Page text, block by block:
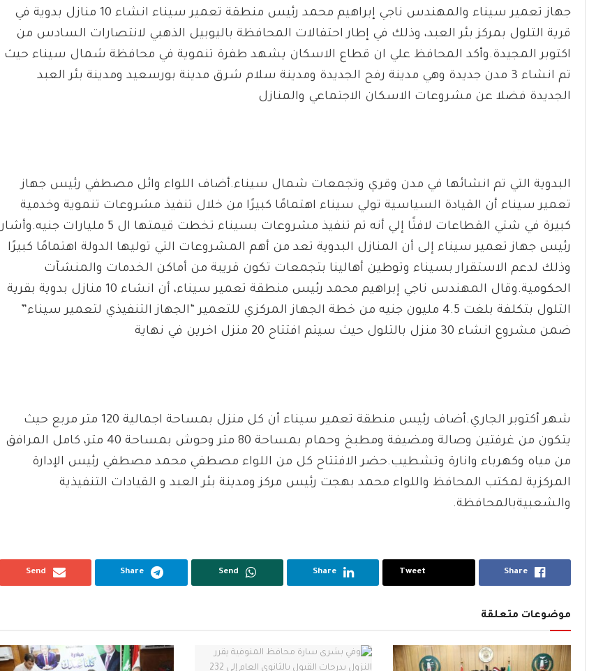
جهاز تعمير سيناء والمهندس ناجي إبراهيم محمد رئيس منطقة تعمير سيناء انشاء 10 منازل بدوية في
قرية التلول بمركز بئر العبد، وذلك في إطار احتفالات المحافظة باليوبيل الذهبي لانتصارات السادس من
اكتوبر المجيدة.وأكد المحافظ علي ان قطاع الاسكان يشهد طفرة تنموية في محافظة شمال سيناء حيث
تم انشاء 3 مدن جديدة وهي مدينة رفح الجديدة ومدينة سلام شرق مدينة بورسعيد ومدينة بئر العبد
الجديدة فضلا عن مشروعات الاسكان الاجتماعي والمنازل
البدوية التي تم انشائها في مدن وقري وتجمعات شمال سيناء.أضاف اللواء وائل مصطفي رئيس جهاز
تعمير سيناء أن القيادة السياسية تولي سيناء اهتمامًا كبيرًا من خلال تنفيذ مشروعات تنموية وخدمية
كبيرة في شتي القطاعات لافتًا إلي أنه تم تنفيذ مشروعات بسيناء تخطت قيمتها ال 5 مليارات جنيه.وأشار
رئيس جهاز تعمير سيناء إلى أن المنازل البدوية تعد من أهم المشروعات التي توليها الدولة اهتمامًا كبيرًا
وذلك لدعم الاستقرار بسيناء وتوطين أهالينا بتجمعات تكون قريبة من أماكن الخدمات والمنشآت
الحكومية.وقال المهندس ناجي إبراهيم محمد رئيس منطقة تعمير سيناء، أن انشاء 10 منازل بدوية بقرية
التلول بتكلفة بلغت 4.5 مليون جنيه من خطة الجهاز المركزي للتعمير “الجهاز التنفيذي لتعمير سيناء”
ضمن مشروع انشاء 30 منزل بالتلول حيث سيتم افتتاح 20 منزل اخرين في نهاية
شهر أكتوبر الجاري.أضاف رئيس منطقة تعمير سيناء أن كل منزل بمساحة اجمالية 120 متر مربع حيث
يتكون من غرفتين وصالة ومضيفة ومطبخ وحمام بمساحة 80 متر وحوش بمساحة 40 متر، كامل المرافق
من مياه وكهرباء وانارة وتشطيب.حضر الافتتاح كل من اللواء مصطفي محمد مصطفي رئيس الإدارة
المركزية لمكتب المحافظ واللواء محمد بهجت رئيس مركز ومدينة بئر العبد و القيادات التنفيذية
والشعبيةبالمحافظة.
Share
Tweet
Share
Send
Share
Send
موضوعات متعلقة